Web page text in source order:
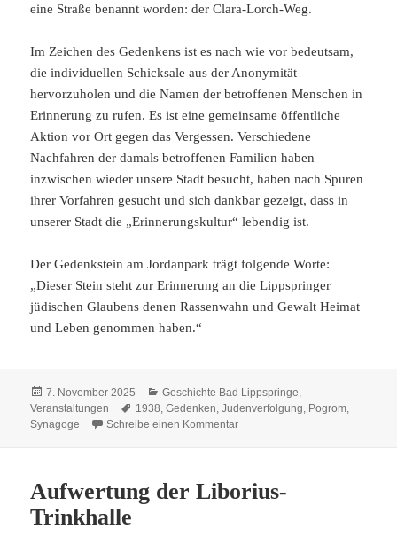
eine Straße benannt worden: der Clara-Lorch-Weg.
Im Zeichen des Gedenkens ist es nach wie vor bedeutsam,
die individuellen Schicksale aus der Anonymität
hervorzuholen und die Namen der betroffenen Menschen in
Erinnerung zu rufen. Es ist eine gemeinsame öffentliche
Aktion vor Ort gegen das Vergessen. Verschiedene
Nachfahren der damals betroffenen Familien haben
inzwischen wieder unsere Stadt besucht, haben nach Spuren
ihrer Vorfahren gesucht und sich dankbar gezeigt, dass in
unserer Stadt die „Erinnerungskultur“ lebendig ist.
Der Gedenkstein am Jordanpark trägt folgende Worte:
„Dieser Stein steht zur Erinnerung an die Lippspringer
jüdischen Glaubens denen Rassenwahn und Gewalt Heimat
und Leben genommen haben.“
Veröffentlicht
am
7. November 2025 Kategorien
Geschichte Bad Lippspringe
Veranstaltungen
Schlagwörter
1938 ,Gedenken ,Judenverfolgung Pogrom
Synagoge
Schreibe einen Kommentarzu Gedenkveranstaltung
Aufwertung der Liborius-
Trinkhalle